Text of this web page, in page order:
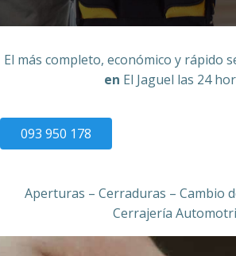
El más completo, económico y rápido
en El Jaguel las 24
093 950 178
Aperturas – Cerraduras – Cambio
Cerrajería